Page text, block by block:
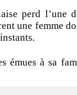
perd l’une
une femme
émues à sa